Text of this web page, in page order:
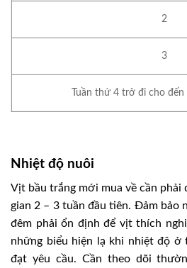
2
3
Tuần thứ 4 trở đi cho
Nhiệt độ nuôi
Vịt bầu trắng mới mua về cần
gian 2 – 3 tuần đầu tiên. Ðảm bảo
đêm phải ổn định để vịt thích
những biểu hiện lạ khi nhiệt độ ở
đạt yêu cầu. Cần theo dõi